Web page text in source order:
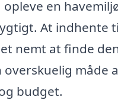
en
At indhente
nemt at finde
måde
budget.